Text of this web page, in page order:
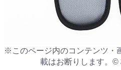
※このページ内のコンテンツ・
載はお断りします。©